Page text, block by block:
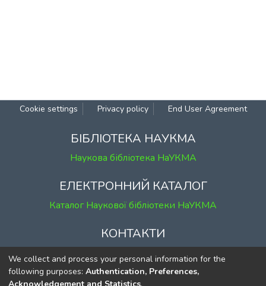
Cookie settings Privacy policy End User Agreement
БІБЛІОТЕКА НАУКМА
Наукова бібліотека НаУКМА
ЕЛЕКТРОННИЙ КАТАЛОГ
Каталог Наукової бібліотеки НаУКМА
КОНТАКТИ
м. Київ, вул. Григорія Сковороди, 2
к. 1, к. 120
We collect and process your personal information for the
following purposes: Authentication, Preferences,